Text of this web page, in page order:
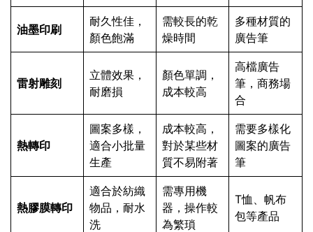
油墨印刷
耐久性佳，
顏色飽滿
需較長的乾
燥時間
多種材質的
廣告筆
雷射雕刻
立體效果，
耐磨損
顏色單調，
成本較高
高檔廣告
筆，商務場
合
熱轉印
圖案多樣，
適合小批量
生產
成本較高，
對於某些材
質不易附著
需要多樣化
圖案的廣告
筆
熱膠膜轉印
適合於紡織
物品，耐水
洗
需專用機
器，操作較
為繁瑣
T恤、帆布
包等產品